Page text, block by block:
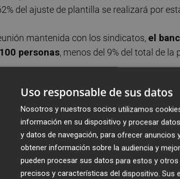
del ajuste de plantilla se realizará por
mantenida con los sindicatos, el
personas, menos del 9% del total de
Ron ha planteado además a los sindicatos
"carácter voluntario". El banco ha
acordada con los sindicatos.
anunciaba que el proceso de
afectaría a entre 2.900 y 3.000
prevé reducir su red de oficinas en un
Uso responsable de sus datos
Nosotros y nuestros socios utilizamos
información en su dispositivo y procesar
y datos de navegación, para ofrecer
obtener información sobre la audiencia y
pueden procesar sus datos para estos y
precisos y características del dispositivo. Sus